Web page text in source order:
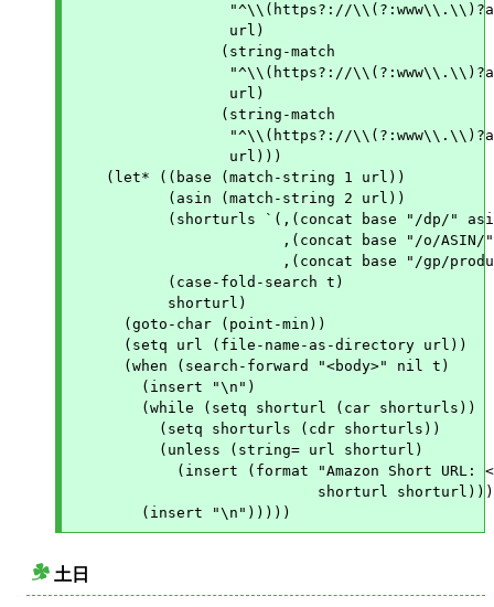
    (let* ((base (match-string 1 url))
      (goto-char (point-min))
      (setq url (file-name-as-directory url))
      (when (search-forward "<body>" nil t)
土日